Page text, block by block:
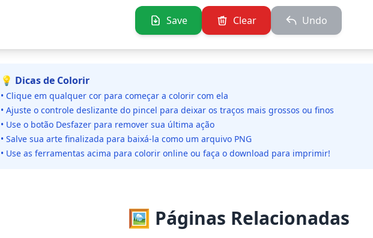
Save Clear Undo
💡 Dicas de Colorir
• Clique em qualquer cor para começar a colorir com ela
• Ajuste o controle deslizante do pincel para deixar os traços mais grossos ou finos
• Use o botão Desfazer para remover sua última ação
• Salve sua arte finalizada para baixá-la como um arquivo PNG
• Use as ferramentas acima para colorir online ou faça o download para imprimir!
🖼️ Páginas Relacionadas